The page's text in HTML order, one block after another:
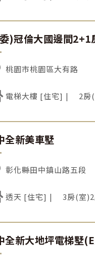
)冠倫大國邊間2+1
桃園市桃園區大有路
電梯大樓 [住宅] 2房
全新美車墅
彰化縣田中鎮山路五段
透天 [住宅] 3房(室
全新大地坪電梯墅